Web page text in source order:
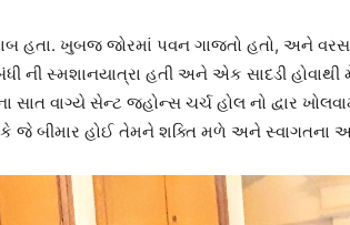
હતા. ખુબજ જોરમાં પવન ગાજતો હતો, અને
ની સ્મશાનયાત્રા હતી અને એક સાદડી હોવાથી
સાત વાગ્યે સેન્ટ જ્હોન્સ ચર્ચ હોલ નો દ્વાર
કે જે બીમાર હોઈ તેમને શક્તિ મળે અને સ્વાગતના